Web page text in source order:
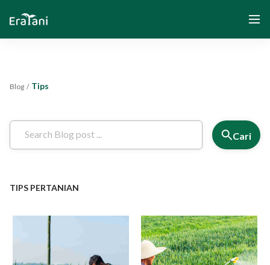
Yayasan Segenggam Beras
Media
Blog / Tips
Cari
TIPS PERTANIAN